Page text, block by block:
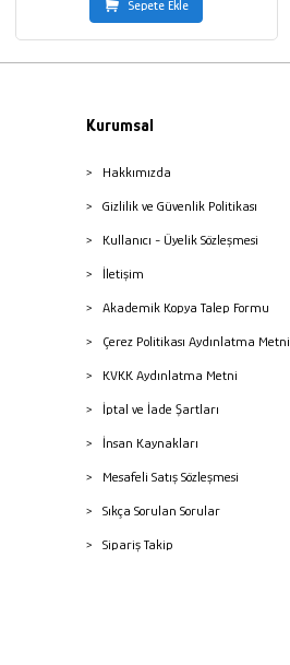
Sepete Ekle
Kurumsal
Hakkımızda
Gizlilik ve Güvenlik Politikası
Kullanıcı - Üyelik Sözleşmesi
İletişim
Akademik Kopya Talep Formu
Çerez Politikası Aydınlatma Metni
KVKK Aydınlatma Metni
İptal ve İade Şartları
İnsan Kaynakları
Mesafeli Satış Sözleşmesi
Sıkça Sorulan Sorular
Sipariş Takip